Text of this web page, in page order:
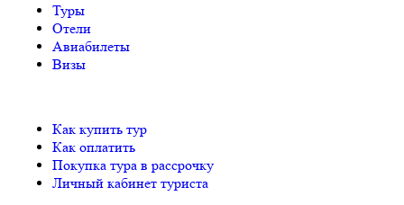
Туры
Отели
Авиабилеты
Визы
Как купить тур
Как оплатить
Покупка тура в рассрочку
Личный кабинет туриста